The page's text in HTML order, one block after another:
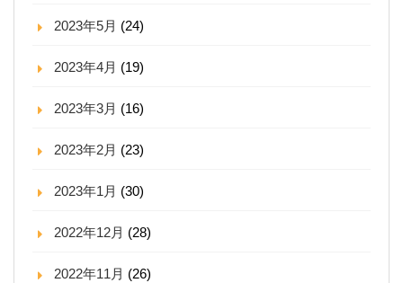
2023年5月 (24)
2023年4月 (19)
2023年3月 (16)
2023年2月 (23)
2023年1月 (30)
2022年12月 (28)
2022年11月 (26)